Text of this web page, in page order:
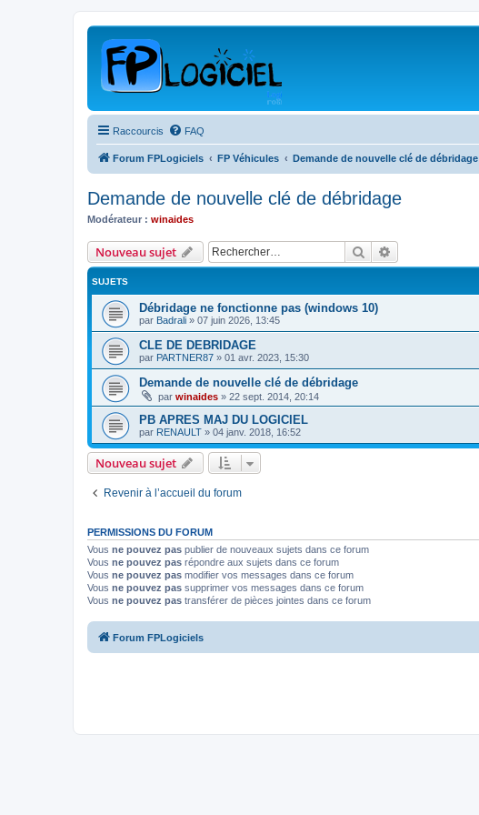
Raccourcis FAQ
Forum FPLogiciels FP Véhicules Demande de nouvelle clé de débridage
Demande de nouvelle clé de débridage
Modérateur : winaides
Nouveau sujet Rechercher
SUJETS
Débridage ne fonctionne pas (windows 10)
par Badrali » 07 juin 2026, 13:45
CLE DE DEBRIDAGE
par PARTNER87 » 01 avr. 2023, 15:30
Demande de nouvelle clé de débridage
par winaides » 22 sept. 2014, 20:14
PB APRES MAJ DU LOGICIEL
par RENAULT » 04 janv. 2018, 16:52
Nouveau sujet
Revenir à l’accueil du forum
PERMISSIONS DU FORUM
Vous ne pouvez pas publier de nouveaux sujets dans ce forum
Vous ne pouvez pas répondre aux sujets dans ce forum
Vous ne pouvez pas modifier vos messages dans ce forum
Vous ne pouvez pas supprimer vos messages dans ce forum
Vous ne pouvez pas transférer de pièces jointes dans ce forum
Forum FPLogiciels